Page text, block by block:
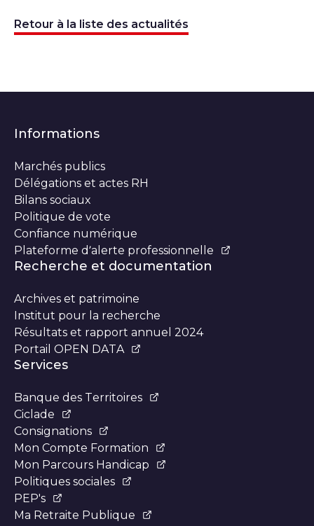
Retour à la liste des actualités
Informations
Marchés publics
Délégations et actes RH
Bilans sociaux
Politique de vote
Confiance numérique
Plateforme d’alerte professionnelle
Recherche et documentation
Archives et patrimoine
Institut pour la recherche
Résultats et rapport annuel 2024
Portail OPEN DATA
Services
Banque des Territoires
Ciclade
Consignations
Mon Compte Formation
Mon Parcours Handicap
Politiques sociales
PEP's
Ma Retraite Publique